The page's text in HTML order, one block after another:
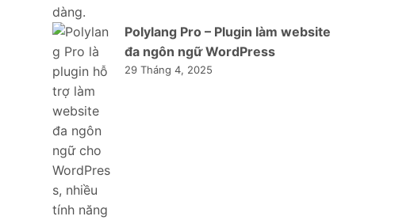
Polylang Pro – Plugin làm website
đa ngôn ngữ WordPress
29 Tháng 4, 2025